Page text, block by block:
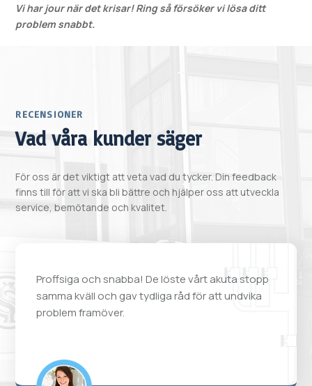
Vi har jour när det krisar!Ring så försöker vi lösa ditt
problem snabbt.
RECENSIONER
Vad våra kunder säger
För oss är det viktigt att veta vad du tycker. Din feedback
finns till för att vi ska bli bättre och hjälper oss att utveckla
service, bemötande och kvalitet.
Proffsiga och snabba! De löste vårt akuta stopp
samma kväll och gav tydliga råd för att undvika
problem framöver.